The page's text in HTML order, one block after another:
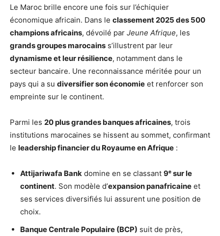
Le Maroc brille encore une fois sur l’échiquier
économique africain. Dans le classement 2025 des 500
champions africains, dévoilé par Jeune Afrique, les
grands groupes marocains s’illustrent par leur
dynamisme et leur résilience, notamment dans le
secteur bancaire. Une reconnaissance méritée pour un
pays qui a su diversifier son économie et renforcer son
empreinte sur le continent.
Parmi les 20 plus grandes banques africaines, trois
institutions marocaines se hissent au sommet, confirmant
le leadership financier du Royaume en Afrique :
Attijariwafa Bank domine en se classant 9ᵉ sur le
continent. Son modèle d’expansion panafricaine et
ses services diversifiés lui assurent une position de
choix.
Banque Centrale Populaire (BCP) suit de près,